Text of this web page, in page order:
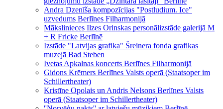
Andra Dzenīša kompozīcijas "Postludium. Ice"
uzvedums Berlīnes Filharmonijā
Mākslinieces Ilzes Orinskas personālizstāde galerijā M
+ R Fricke Berlīnē
Izstāde "Latvijas grafika" Šreinera fonda grafikas
muzejā Bad Steben
Ivetas Apkalnas koncerts Berlīnes Filharmonijā
Gidons Krēmers Berlīnes Valsts operā (Staatsoper im
Schillertheater)
Kristīne Opolais un Andris Nelsons Berlīnes Valsts
operā (Staatsoper im Schillertheater)